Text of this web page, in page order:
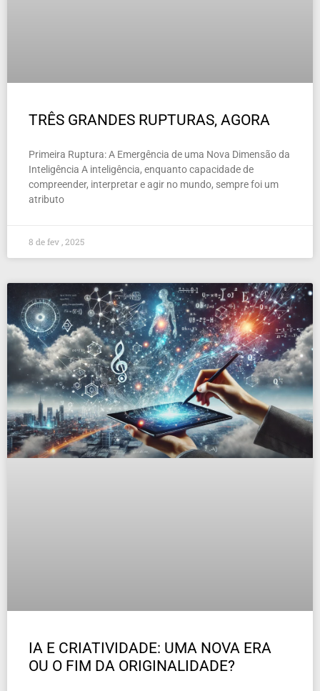
TRÊS GRANDES RUPTURAS, AGORA
Primeira Ruptura: A Emergência de uma Nova Dimensão da
Inteligência A inteligência, enquanto capacidade de
compreender, interpretar e agir no mundo, sempre foi um
atributo
8 de fev , 2025
IA E CRIATIVIDADE: UMA NOVA ERA
OU O FIM DA ORIGINALIDADE?